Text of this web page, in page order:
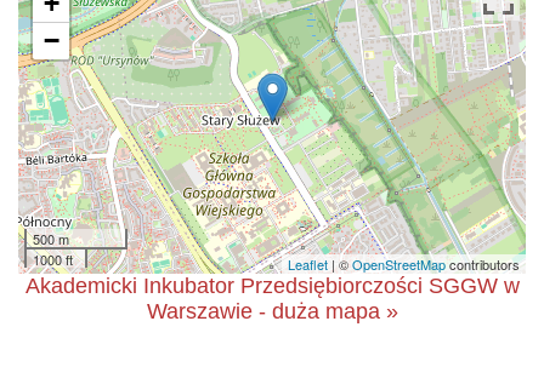
−
500 m
1000 ft
Leaflet | ©OpenStreetMapcontributors
Akademicki Inkubator Przedsiębiorczości SGGW w
Warszawie - duża mapa »